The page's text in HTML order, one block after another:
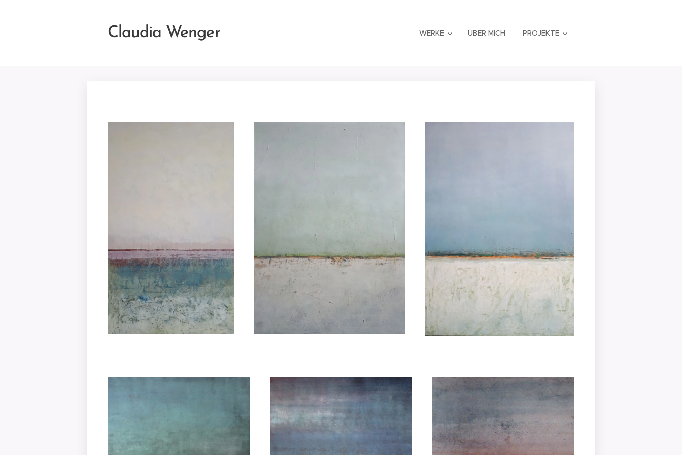
Claudia Wenger WERKE ÜBER MICH PROJEKTE